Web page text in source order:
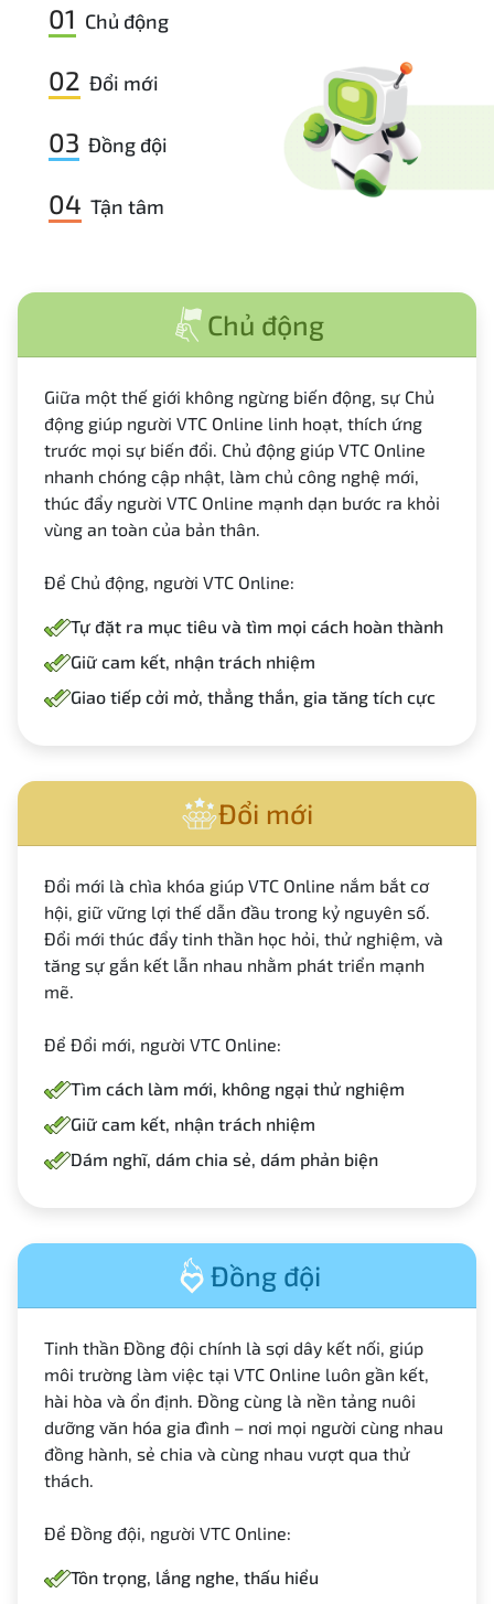
01 Chủ động
02 Đổi mới
03 Đồng đội
04 Tận tâm
Chủ động
Giữa một thế giới không ngừng biến động, sự Chủ
động giúp người VTC Online linh hoạt, thích ứng
trước mọi sự biến đổi. Chủ động giúp VTC Online
nhanh chóng cập nhật, làm chủ công nghệ mới,
thúc đẩy người VTC Online mạnh dạn bước ra khỏi
vùng an toàn của bản thân.
Để Chủ động, người VTC Online:
Tự đặt ra mục tiêu và tìm mọi cách hoàn thành
Giữ cam kết, nhận trách nhiệm
Giao tiếp cởi mở, thẳng thắn, gia tăng tích cực
Đổi mới
Đổi mới là chìa khóa giúp VTC Online nắm bắt cơ
hội, giữ vững lợi thế dẫn đầu trong kỷ nguyên số.
Đổi mới thúc đẩy tinh thần học hỏi, thử nghiệm, và
tăng sự gắn kết lẫn nhau nhằm phát triển mạnh
mẽ.
Để Đổi mới, người VTC Online:
Tìm cách làm mới, không ngại thử nghiệm
Giữ cam kết, nhận trách nhiệm
Dám nghĩ, dám chia sẻ, dám phản biện
Đồng đội
Tinh thần Đồng đội chính là sợi dây kết nối, giúp
môi trường làm việc tại VTC Online luôn gần kết,
hài hòa và ổn định. Đồng cùng là nền tảng nuôi
dưỡng văn hóa gia đình – nơi mọi người cùng nhau
đồng hành, sẻ chia và cùng nhau vượt qua thử
thách.
Để Đồng đội, người VTC Online:
Tôn trọng, lắng nghe, thấu hiểu